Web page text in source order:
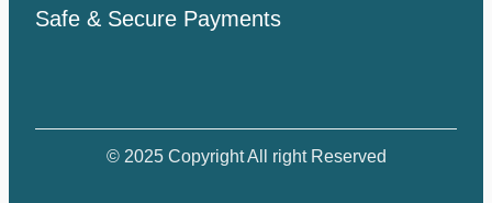
Safe & Secure Payments
© 2025 Copyright All right Reserved